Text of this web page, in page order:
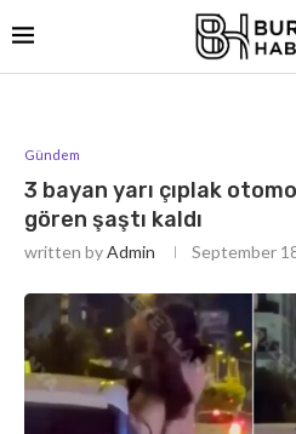
Gündem
3 bayan yarı çıplak
gören şaştı kaldı
written byAdmin September